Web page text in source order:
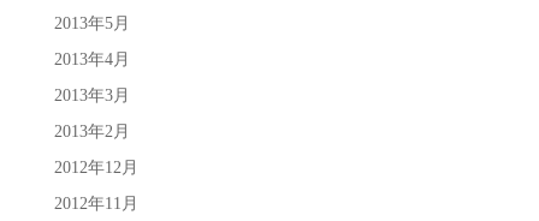
2013年5月
2013年4月
2013年3月
2013年2月
2012年12月
2012年11月